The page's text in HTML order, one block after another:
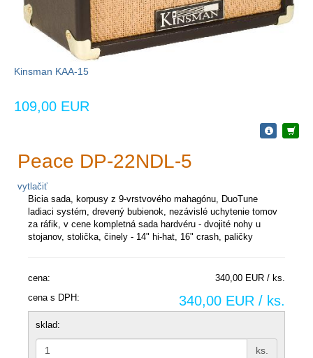
Kinsman KAA-15
109,00 EUR
Peace DP-22NDL-5
vytlačiť
Bicia sada, korpusy z 9-vrstvového mahagónu, DuoTune
ladiaci systém, drevený bubienok, nezávislé uchytenie tomov
za ráfik, v cene kompletná sada hardvéru - dvojité nohy u
stojanov, stolička, činely - 14" hi-hat, 16" crash, paličky
cena:
340,00 EUR / ks.
cena s DPH:
340,00 EUR / ks.
sklad:
ks.